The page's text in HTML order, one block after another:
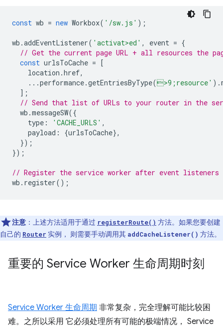
const wb = new Workbox( '/sw.js' );
wb .addEventListener( 'activat>ed' , event = {
// Get the current page URL + all resources the
const urlsToCache = [
location .href,
...performance.getEntriesByType(>9;resource' ).
];
// Send that list of URLs to your router in the
wb .messageSW({
type : 'CACHE_URLS' ,
payload : {urlsToCache},
});
});
// Register the service worker after event listeners
wb . register();
注意 ：上述方法适用于通过 registerRoute() 方法。如果您要创建
自己的 Router 实例， 则需要手动调用其 addCacheListener() 方法。
重要的 Service Worker 生命周期时刻
Service Worker 生命周期 非常复杂，完全理解可能比较困
难。之所以采用 它必须处理所有可能的极端情况， Service